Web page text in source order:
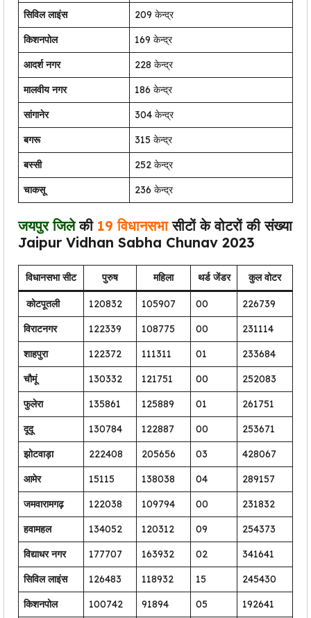
सिविल लाइंस
209 केन्द्र
किशनपोल
169 केन्द्र
आदर्श नगर
228 केन्द्र
मालवीय नगर
186 केन्द्र
सांगानेर
304 केन्द्र
बगरू
315 केन्द्र
बस्सी
252 केन्द्र
चाकसू
236 केन्द्र
जयपुरजिलेकी 19 विधानसभासीटों के वोटरों की संख्या
Jaipur Vidhan Sabha Chunav 2023
विधानसभा सीट पुरुष महिला थर्ड जेंडर कुल वोटर
कोटपूतली 120832 105907 00
226739
विराटनगर
122339 108775 00
231114
शाहपुरा
122372 111311 01
233684
चौमूं
130332 121751 00
252083
फुलेरा
135861 125889 01
261751
दूदू
130784 122887 00
253671
झोटवाड़ा
222408 205656 03
428067
आमेर
15115 138038 04
289157
जमवारामगढ़
122038 109794 00
231832
हवामहल
134052 120312 09
254373
विद्याधर नगर
177707 163932 02
341641
सिविल लाइंस
126483 118932 15
245430
किशनपोल
100742 91894 05 192641